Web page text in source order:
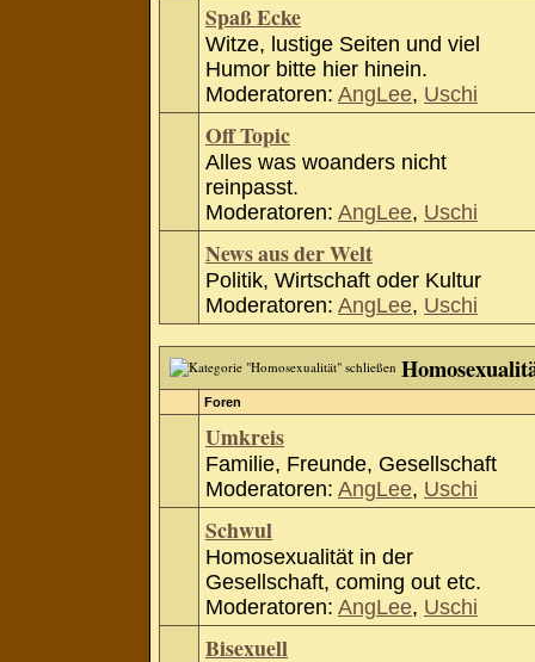
Spaß Ecke
Witze, lustige Seiten und viel
Humor bitte hier hinein.
Moderatoren: AngLee, Uschi
Off Topic
Alles was woanders nicht
reinpasst.
Moderatoren: AngLee, Uschi
News aus der Welt
Politik, Wirtschaft oder Kultur
Moderatoren: AngLee, Uschi
Foren
Umkreis
Familie, Freunde, Gesellschaft
Moderatoren: AngLee, Uschi
Schwul
Homosexualität in der
Gesellschaft, coming out etc.
Moderatoren: AngLee, Uschi
Bisexuell